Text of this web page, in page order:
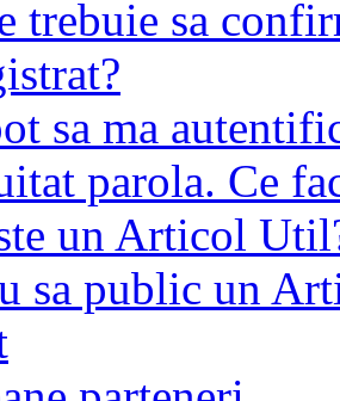
trebuie sa
sa ma
parola. Ce
un Articol
sa public un